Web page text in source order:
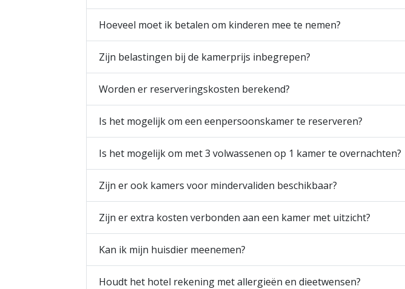
Hoeveel moet ik betalen om kinderen mee te nemen?
Zijn belastingen bij de kamerprijs inbegrepen?
Worden er reserveringskosten berekend?
Is het mogelijk om een eenpersoonskamer te reserveren?
Is het mogelijk om met 3 volwassenen op 1 kamer te overnachten?
Zijn er ook kamers voor mindervaliden beschikbaar?
Zijn er extra kosten verbonden aan een kamer met uitzicht?
Kan ik mijn huisdier meenemen?
Houdt het hotel rekening met allergieën en dieetwensen?